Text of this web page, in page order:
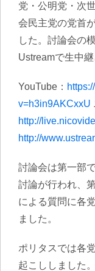
党・公明党・次
会民主党の党首
した。討論会の
Ustreamで生中継
YouTube：
v=h3in9AKCxxU
http://
http://
討論会は第一部
討論が行われ、
による質問に各
ました。
ポリタスでは各
起こししました。